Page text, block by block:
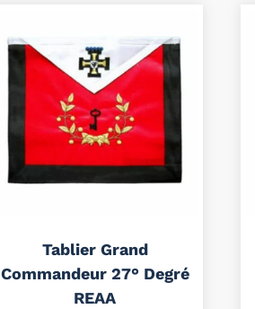
Tablier Grand
Commandeur 27° Degré
REAA